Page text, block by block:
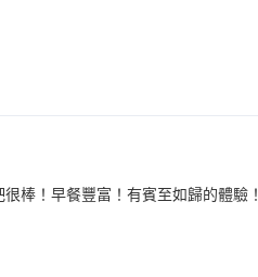
棒！早餐豐富！有賓至如歸的體驗！